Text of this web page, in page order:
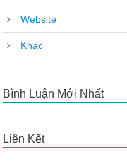
Website
Khác
Bình Luận Mới Nhất
Liên Kết